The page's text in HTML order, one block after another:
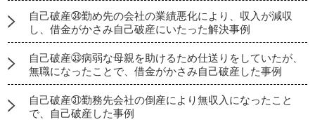
自己破産㉞勤め先の会社の業績悪化により、収入が減収
し、借金がかさみ自己破産にいたった解決事例
自己破産㉝病弱な母親を助けるため仕送りをしていたが、
無職になったことで、借金がかさみ自己破産した事例
自己破産㉛勤務先会社の倒産により無収入になったこと
で、自己破産した事例